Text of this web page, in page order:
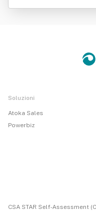
Soluzioni
Atoka Sales
Powerbiz
CSA STAR Self-Assessment